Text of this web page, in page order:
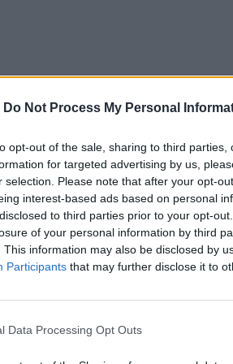
Do Not Process My Personal
opt-out of the sale, sharing to third
for targeted advertising by us,
selection. Please note that after your opt-
interest-based ads based on personal
to third parties prior to your opt-
of your personal information by third
This information may also be disclosed by
Participants that may further disclose it to
Data Processing Opt Outs
pochádza priamo z Českej
týraniu malého dieťaťa. No, pozrite
nejaké slová zbytočná.
keď sa pozeráte na tento klip? Radi
Ak vás tento článok zaujal,